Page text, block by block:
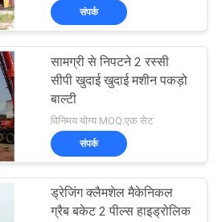
संपर्क
सामग्री से निपटने 2 रस्सी
सीपी खुदाई खुदाई मशीन पकड़ो
बाल्टी
विनिमय योग्य MOQ:एक सेट
संपर्क
ड्रेजिंग क्लैमशेल मैकेनिकल
ग्रैब बकेट 2 पील्स हाइड्रोलिक